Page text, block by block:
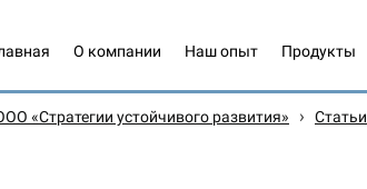
О компании Наш опыт Продукты
«Стратегии устойчивого развития» › Статьи